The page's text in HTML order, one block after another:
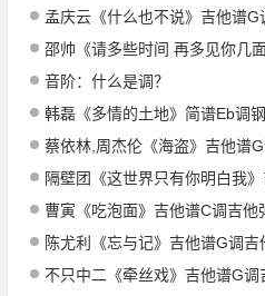
孟庆云《什么也不说》吉他谱
邵帅《请多些时间 再多见你几
音阶：什么是调？
韩磊《多情的土地》简谱Eb调
蔡依林,周杰伦《海盗》吉他谱
隔壁团《这世界只有你明白我
曹寅《吃泡面》吉他谱C调吉他
陈尤利《忘与记》吉他谱G调吉
不只中二《牵丝戏》吉他谱G调